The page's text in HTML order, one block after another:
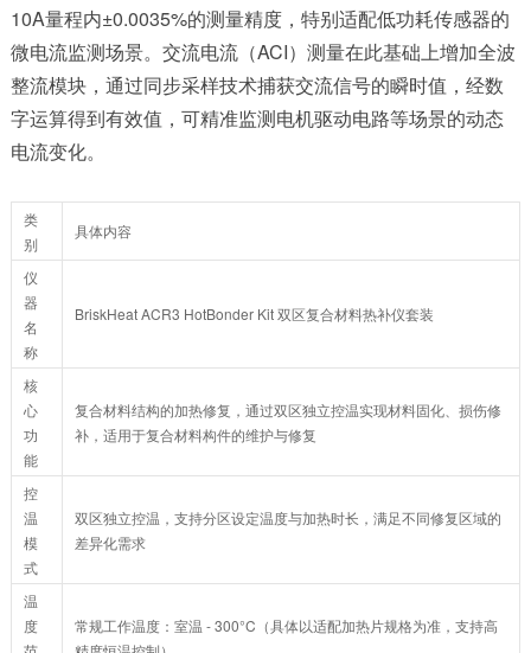
10A量程内±0.0035%的测量精度，特别适配低功耗传感器的
微电流监测场景。交流电流（ACI）测量在此基础上增加全波
整流模块，通过同步采样技术捕获交流信号的瞬时值，经数
字运算得到有效值，可精准监测电机驱动电路等场景的动态
电流变化。​
类
别
具体内容
仪
器
名
称
BriskHeat ACR3 HotBonder Kit 双区复合材料热补仪套装
核
心
功
能
复合材料结构的加热修复，通过双区独立控温实现材料固化、损伤修
补，适用于复合材料构件的维护与修复
控
温
模
式
双区独立控温，支持分区设定温度与加热时长，满足不同修复区域的
差异化需求
温
度
常规工作温度：室温 - 300°C（具体以适配加热片规格为准，支持高